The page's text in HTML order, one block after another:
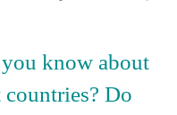
know about
Do